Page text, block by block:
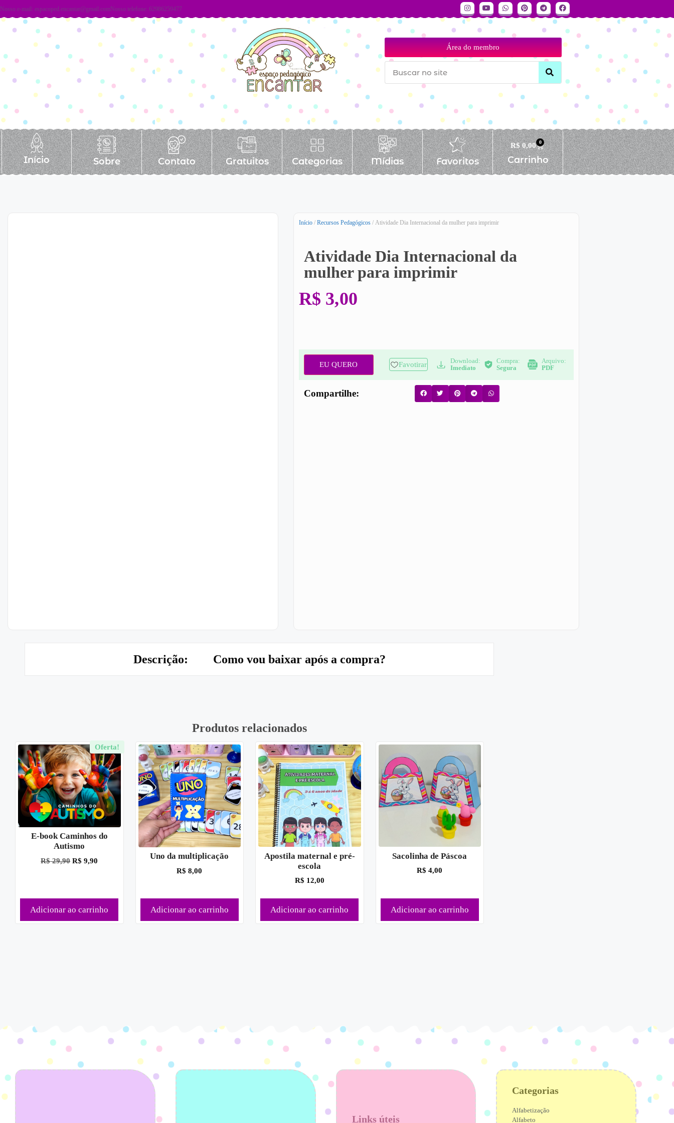
Nosso e-mail: espacoped.encantar@gmail.comNosso telefone: 62986259477
Área do membro
Início Sobre Contato Gratuitos Categorias Mídias Favoritos
R$0,00 0
Carrinho
Início / Recursos Pedagógicos / Atividade Dia Internacional da mulher para imprimir
Atividade Dia Internacional da
mulher para imprimir
R$ 3,00
EU QUERO Favotirar
Download:
Imediato
Compra:
Segura
Arquivo:
PDF
Compartilhe:
Descrição: Como vou baixar após a compra?
Produtos relacionados
Oferta!
E-book Caminhos do
Autismo
R$29,90 R$ 9,90
Adicionar ao carrinho
Uno da multiplicação
R$ 8,00
Adicionar ao carrinho
Apostila maternal e pré-
escola
R$ 12,00
Adicionar ao carrinho
Sacolinha de Páscoa
R$ 4,00
Adicionar ao carrinho
Links úteis
Categorias
Alfabetização
Alfabeto